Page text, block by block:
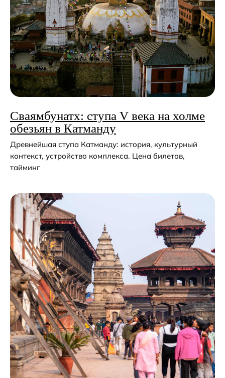
Сваямбунатх: ступа V века на холме
обезьян в Катманду
Древнейшая ступа Катманду: история, культурный
контекст, устройство комплекса. Цена билетов,
тайминг
Остались вопросы ?
Или нужна помощь
с выбором?
Оставьте заявку
и мы с вами свяжемся